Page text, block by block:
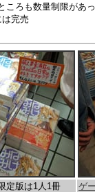
ころも数量制限があ
完売
定版は1人1冊
ゲ